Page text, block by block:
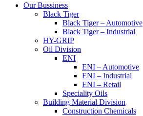
Our Bussiness
Black Tiger
Black Tiger – Automotive
Black Tiger – Industrial
HY-GRIP
Oil Division
ENI
ENI – Automotive
ENI – Industrial
ENI – Retail
Speciality Oils
Building Material Division
Construction Chemicals